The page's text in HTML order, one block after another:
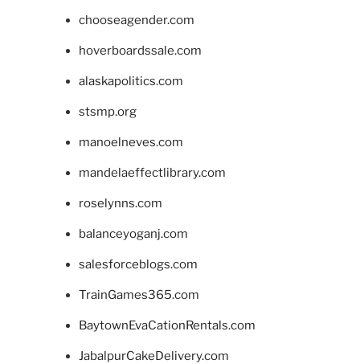
chooseagender.com
hoverboardssale.com
alaskapolitics.com
stsmp.org
manoelneves.com
mandelaeffectlibrary.com
roselynns.com
balanceyoganj.com
salesforceblogs.com
TrainGames365.com
BaytownEvaCationRentals.com
JabalpurCakeDelivery.com